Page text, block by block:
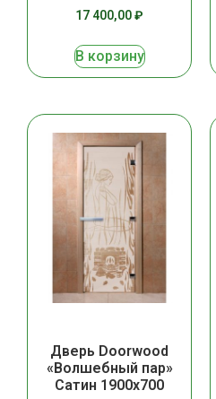
17 400,00₽
В корзину
Дверь Doorwood
«Волшебный пар»
Сатин 1900х700